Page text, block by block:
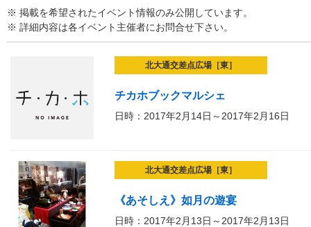
※ 掲載を希望されたイベント情報のみ公開しています。
※ 詳細内容は各イベント主催者にお問合せ下さい。
北大通交差点広場［東］
チカホブックマルシェ
日時：2017年2月14日～2017年2月16日
北大通交差点広場［東］
《あそしえ》如月の遊宴
日時：2017年2月13日～2017年2月13日